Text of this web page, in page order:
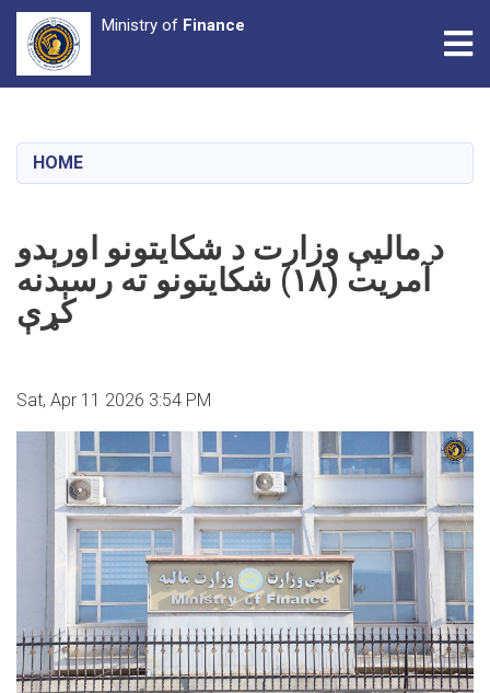
content
Ministry of Finance
HOME
د مالیې وزارت د شکایتونو اورېدو
آمریت (۱۸) شکایتونو ته رسېدنه
کړې
Sat, Apr 11 2026 3:54 PM